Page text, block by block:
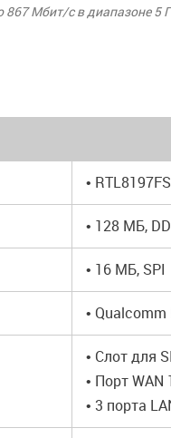
Мбит/с в диапазоне 5
•
• 128 MБ,
• 16 МБ, SPI
•
• Слот для
• Порт
• 3 порта